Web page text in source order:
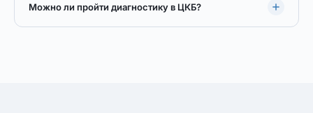
Можно ли пройти диагностику в ЦКБ?